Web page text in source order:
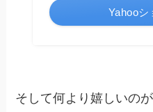
Yahooシ
そして何より嬉しいの